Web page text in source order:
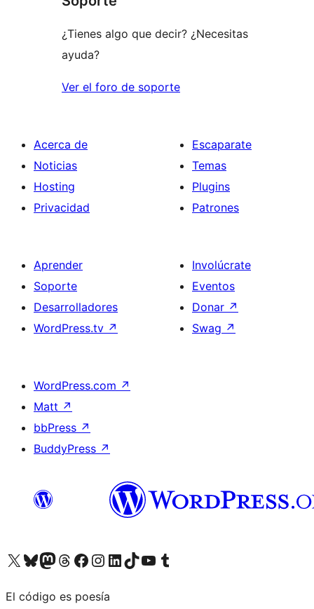
estrellas
¿Tienes algo que decir? ¿Necesitas
ayuda?
Ver el foro de soporte
Acerca de
Noticias
Hosting
Privacidad
Escaparate
Temas
Plugins
Patrones
Aprender
Soporte
Desarrolladores
WordPress.tv ↗
Involúcrate
Eventos
Donar ↗
Swag ↗
WordPress.com ↗
Matt ↗
bbPress ↗
BuddyPress ↗
Visita nuestra cuenta de X (anteriormente Twitter)
Visita nuestra cuenta de Bluesky
Visita nuestra cuenta de Mastodon
Visita nuestra cuenta de Threads
Visita nuestra página de Facebook
Visita nuestra cuenta de Instagram
Visita nuestra cuenta de LinkedIn
Visita nuestra cuenta de TikTok
Visita nuestro canal de YouTube
Visita nuestra cuenta de Tumblr
El código es poesía